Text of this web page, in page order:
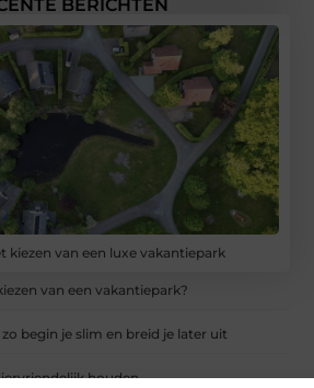
BERICHTEN
kiezen van een luxe vakantiepark
van een vakantiepark?
begin je slim en breid je later uit
houden